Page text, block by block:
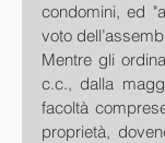
condomini, ed
voto
Mentre gli
c.c., dalla
facoltà
proprietà,